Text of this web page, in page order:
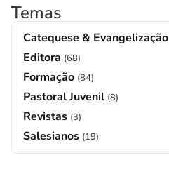
Temas
Catequese & Evangelização
Editora (68)
Formação (84)
Pastoral Juvenil (8)
Revistas (3)
Salesianos (19)